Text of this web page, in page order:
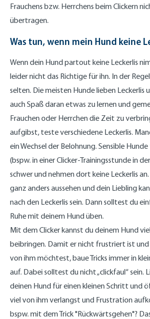
Frauchens bzw. Herrchens beim Clickern
übertragen.
Was tun, wenn mein Hund keine
Wenn dein Hund partout keine Leckerlis
leider nicht das Richtige für ihn. In der
selten. Die meisten Hunde lieben Leckerlis
auch Spaß daran etwas zu lernen und
Frauchen oder Herrchen die Zeit zu
aufgibst, teste verschiedene Leckerlis.
ein Wechsel der Belohnung. Sensible
(bspw. in einer Clicker-Trainingsstunde in
schwer und nehmen dort keine Leckerlis
ganz anders aussehen und dein Liebling
nach den Leckerlis sein. Dann solltest du
Ruhe mit deinem Hund üben.
Mit dem Clicker kannst du deinem Hund
beibringen. Damit er nicht frustriert ist
von ihm möchtest, baue Tricks immer in
auf. Dabei solltest du nicht „clickfaul“ sein.
deinen Hund für einen kleinen Schritt und
viel von ihm verlangst und Frustration
bspw. mit dem Trick "Rückwärtsgehen"?